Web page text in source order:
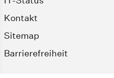
Kontakt
Sitemap
Barrierefreiheit